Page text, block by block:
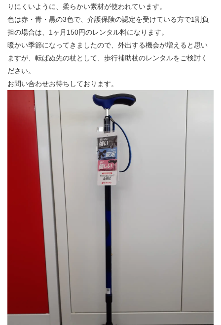
りにくいように、柔らかい素材が使われています。
色は赤・青・黒の3色で、介護保険の認定を受けている方で1割負
担の場合は、1ヶ月150円のレンタル料になります。
暖かい季節になってきましたので、外出する機会が増えると思い
ますが、転ばぬ先の杖として、歩行補助杖のレンタルをご検討く
ださい。
お問い合わせお待ちしております。